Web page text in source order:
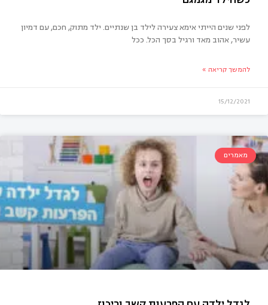
לפני שנים הייתי אימא צעירה לילד בן שנתיים. ילד מתוק, חכם, עם דמיון
עשיר, אהוב מאד ורגיל בסך הכל. ככל
להמשך קריאה »
15/12/2021
מאמרים